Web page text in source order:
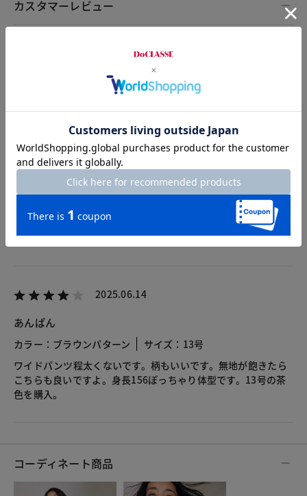
カスタマーレビュー
2レビュー
2025.08.20
NSKY
カラー：ブラウンパターン
良かったです
2025.06.14
あんぱん
カラー：ブラウンパターン
サイズ：13号
ワイドパンツ程太くないです。柄もいいです。無地が飽きたら
こちらも良いですよ。身長156ぽっちゃり体型です。13号の茶
色を購入。
コーディネート商品